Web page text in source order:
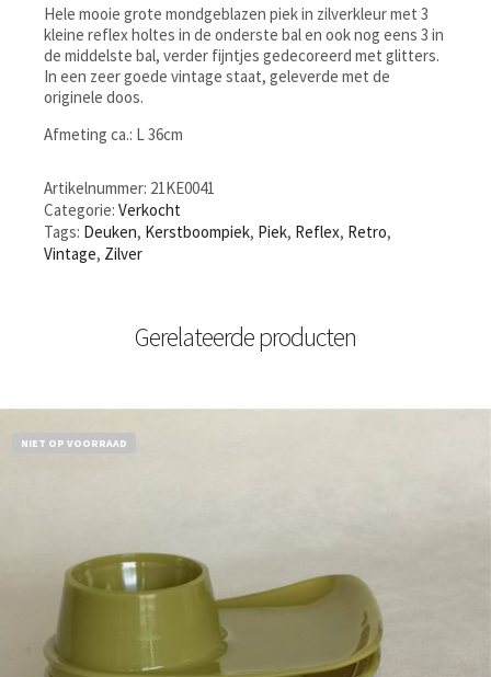
Hele mooie grote mondgeblazen piek in zilverkleur met 3
kleine reflex holtes in de onderste bal en ook nog eens 3 in
de middelste bal, verder fijntjes gedecoreerd met glitters.
In een zeer goede vintage staat, geleverde met de
originele doos.
Afmeting ca.: L 36cm
Artikelnummer: 21KE0041
Categorie: Verkocht
Tags: Deuken, Kerstboompiek, Piek, Reflex, Retro,
Vintage, Zilver
Gerelateerde producten
NIET OP VOORRAAD